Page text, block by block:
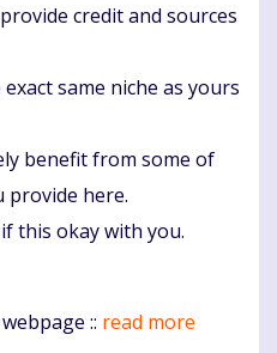
credit and sources
same niche as yours
benefit from some of
here.
this okay with you.
:: read more